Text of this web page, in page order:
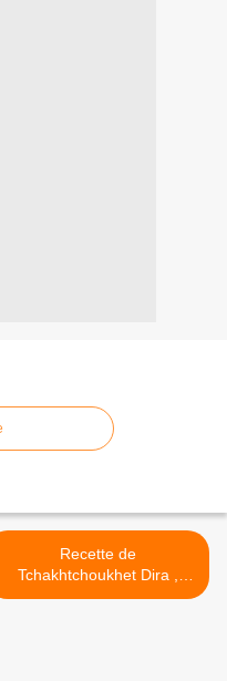
Recette de
Tchakhtchoukhet Dira ,
تشختشوخة الديرة >